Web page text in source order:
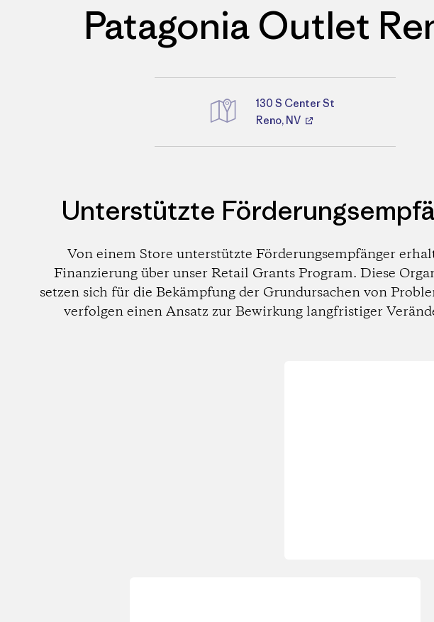
Patagonia Outlet
Wegbeschreibungen
130 S Center St
Reno, NV
Unterstützte
Von einem Store unterstützte Förderungsempfänger
Finanzierung über unser Retail Grants Program. Diese
setzen sich für die Bekämpfung der Grundursachen von
verfolgen einen Ansatz zur Bewirkung langfristiger